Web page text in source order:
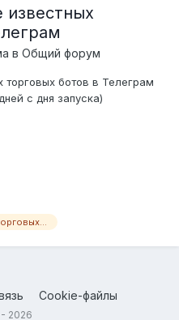
известных
в Общий форум
ботов в Телеграм
с дня запуска)
объем — Maestro ($143
— BONKBot ($7,9 млрд)
Cookie-файлы
2026